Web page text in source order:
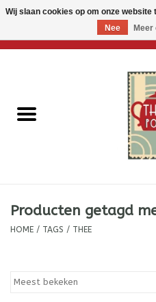
Losse thee
Producten getagd
HOME / TAGS / THEE
Wij slaan cookies op om onze
Nee